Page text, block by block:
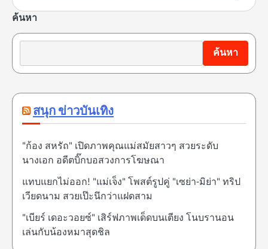
ค้นหา
ค้นหา
สนุก ข่าวบันเทิง
"ก้อง สหรัถ" เปิดภาพคุณแม่สมัยสาวๆ สวยระดับ
นางเอก อดีตบิ๊กบอสวงการโฆษณา
แทบแยกไม่ออก! "แม่เจ็ง" โพสต์รูปคู่ "เซย่า-มิย่า" ทริป
เวียดนาม สวยเป๊ะนึกว่าแฝดสาม
"เบียร์ เดอะวอยซ์" เสิร์ฟภาพเด็ดบนเตียง โนบรานอน
เล่นกับน้องหมาสุดชิล